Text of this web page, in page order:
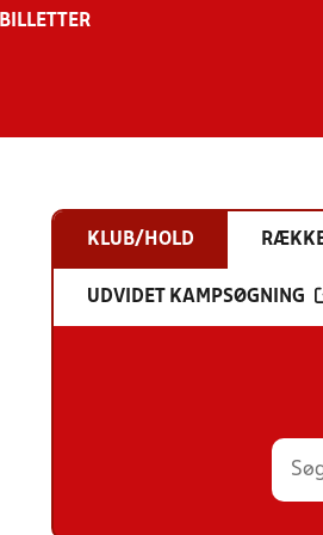
KLUB/HOLD
UDVIDET KAMPSØGNING